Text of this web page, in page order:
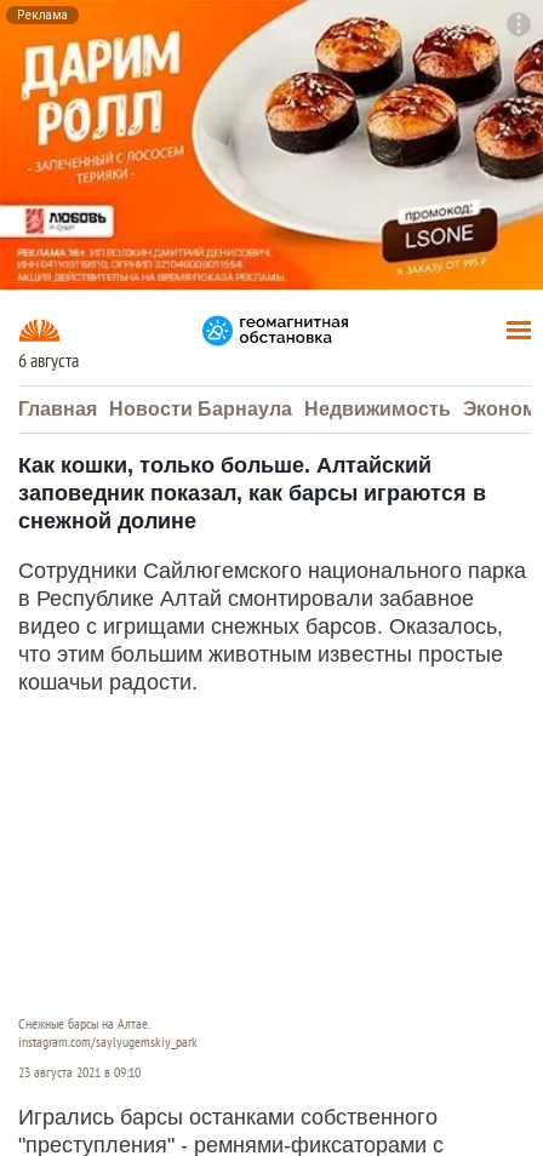
Реклама
6 августа
Главная Новости Барнаула Недвижимость
Как кошки, только больше. Алтайский
заповедник показал, как барсы играются в
снежной долине
Сотрудники Сайлюгемского национального парка
в Республике Алтай смонтировали забавное
видео с игрищами снежных барсов. Оказалось,
что этим большим животным известны простые
кошачьи радости.
Снежные барсы на Алтае.
instagram.com/saylyugemskiy_park
23 августа 2021 в 09:10
Игрались барсы останками собственного
"преступления" - ремнями-фиксаторами с